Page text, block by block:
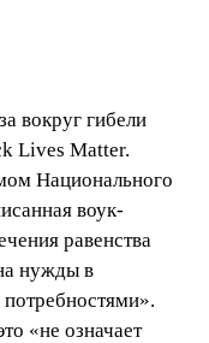
вокруг гибели
Lives Matter.
Национального
воук-
равенства
нужды в
«не означает